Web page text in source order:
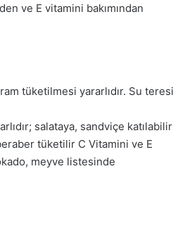
ve E vitamini bakımından
tüketilmesi yararlıdır. Su teresi
salataya, sandviçe katılabilir
tüketilir C Vitamini ve E
meyve listesinde